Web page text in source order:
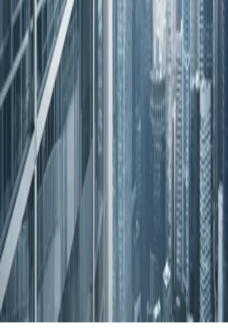
• من نحن
• تواصل معنا
• سياسة الخصوصية